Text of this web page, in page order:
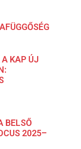
A KAP ÚJ
BELSŐ
2025–